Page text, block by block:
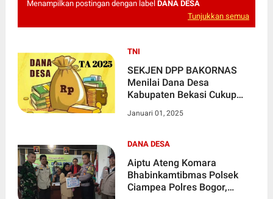
Menampilkan postingan dengan label DANA DESA
Tunjukkan semua
TNI
SEKJEN DPP BAKORNAS
Menilai Dana Desa
Kabupaten Bekasi Cukup
Januari 01, 2025
DANA DESA
Aiptu Ateng Komara
Bhabinkamtibmas Polsek
Ciampea Polres Bogor,